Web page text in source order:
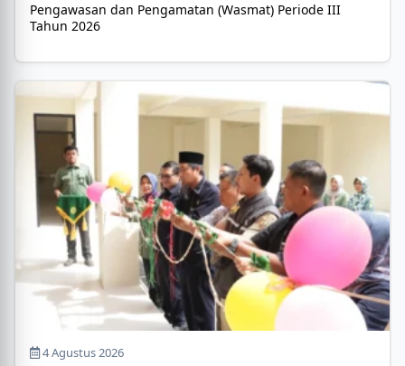
Pengawasan dan Pengamatan (Wasmat) Periode III
Tahun 2026
4 Agustus 2026